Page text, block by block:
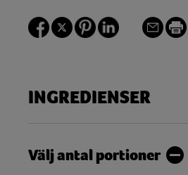
INGREDIENSER
Välj antal portioner